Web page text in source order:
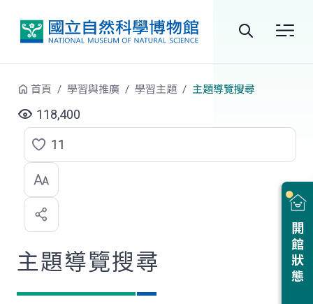
站
尋
開館狀態
首頁 學習與推廣 學習主題 主題導覽搜尋
118,400
點
選
喜
歡
11
主題導覽搜尋